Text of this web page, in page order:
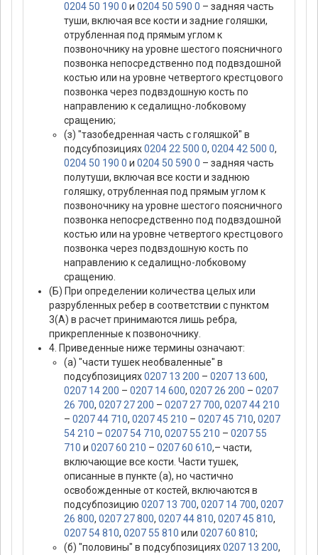
0204 50 190 0 и 0204 50 590 0 – задняя часть
туши, включая все кости и задние голяшки,
отрубленная под прямым углом к
позвоночнику на уровне шестого поясничного
позвонка непосредственно под подвздошной
костью или на уровне четвертого крестцового
позвонка через подвздошную кость по
направлению к седалищно-лобковому
сращению;
(з) "тазобедренная часть с голяшкой" в
подсубпозициях0204 22 500 0, 0204 42 500 0,
0204 50 190 0 и 0204 50 590 0 – задняя часть
полутуши, включая все кости и заднюю
голяшку, отрубленная под прямым углом к
позвоночнику на уровне шестого поясничного
позвонка непосредственно под подвздошной
костью или на уровне четвертого крестцового
позвонка через подвздошную кость по
направлению к седалищно-лобковому
сращению.
(Б) При определении количества целых или
разрубленных ребер в соответствии с пунктом
3(А) в расчет принимаются лишь ребра,
прикрепленные к позвоночнику.
4. Приведенные ниже термины означают:
(а) "части тушек необваленные" в
подсубпозициях0207 13 200 – 0207 13 600,
0207 14 200 – 0207 14 600, 0207 26 200 – 0207
26 700, 0207 27 200 – 0207 27 700, 0207 44 210
– 0207 44 710, 0207 45 210 – 0207 45 710, 0207
54 210 – 0207 54 710, 0207 55 210 – 0207 55
710 и 0207 60 210 – 0207 60 610,– части,
включающие все кости. Части тушек,
описанные в пункте (а), но частично
освобожденные от костей, включаются в
подсубпозицию 0207 13 700, 0207 14 700, 0207
26 800, 0207 27 800, 0207 44 810, 0207 45 810,
0207 54 810, 0207 55 810 или 0207 60 810;
(б) "половины" в подсубпозициях0207 13 200,